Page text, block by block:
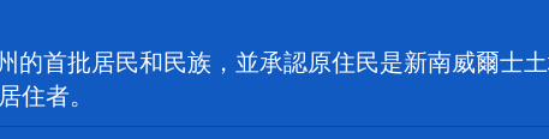
首批居民和民族，並承認原住民是新南威爾士
住者。